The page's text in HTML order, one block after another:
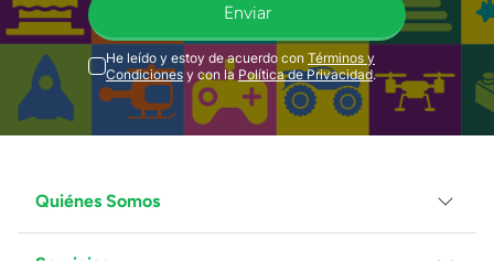
Enviar
He leído y estoy de acuerdo con Términos y
Condiciones y con la Política de Privacidad.
Quiénes Somos